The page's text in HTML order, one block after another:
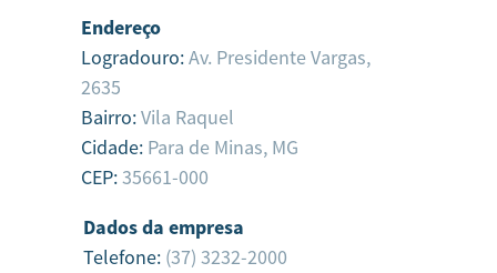
Endereço
Logradouro:Av. Presidente Vargas,
2635
Bairro:Vila Raquel
Cidade: Para de Minas, MG
CEP:35661-000
Dados da empresa
Telefone: (37) 3232-2000